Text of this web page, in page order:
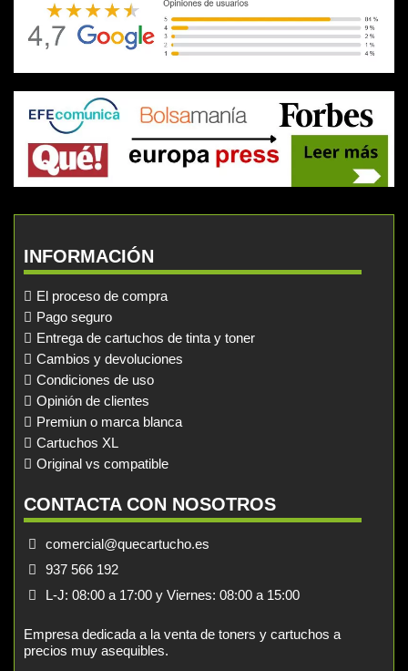
INFORMACIÓN
El proceso de compra
Pago seguro
Entrega de cartuchos de tinta y toner
Cambios y devoluciones
Condiciones de uso
Opinión de clientes
Premiun o marca blanca
Cartuchos XL
Original vs compatible
CONTACTA CON NOSOTROS
comercial@quecartucho.es
937 566 192
L-J: 08:00 a 17:00 y Viernes: 08:00 a 15:00
Empresa dedicada a la venta de toners y cartuchos a
precios muy asequibles.